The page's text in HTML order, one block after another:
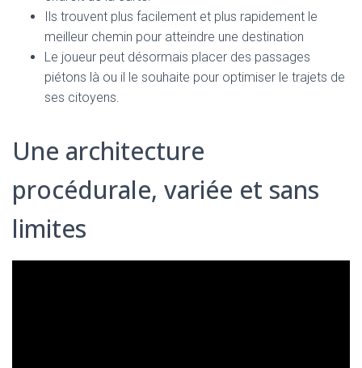
Ils trouvent plus facilement et plus rapidement le
meilleur chemin pour atteindre une destination
Le joueur peut désormais placer des passages
piétons là ou il le souhaite pour optimiser le trajets de
ses citoyens.
Une architecture
procédurale, variée et sans
limites